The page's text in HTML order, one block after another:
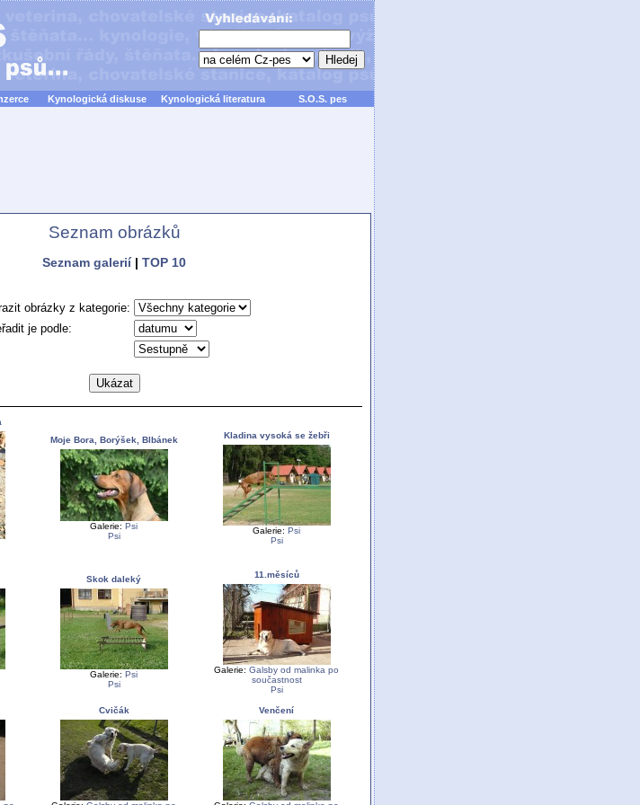
Kynologická diskuse Kynologická literatura S.O.S. pes
Seznam obrázků
Seznam galerií| TOP 10
obrázky z kategorie:
je podle:
Moje Bora, Borýšek, Blbánek
Galerie: Psi
Psi
Kladina vysoká se žebři
Galerie: Psi
Psi
Skok daleký
Galerie: Psi
Psi
11.měsíců
Galerie: Galsby od malinka po
součastnost
Psi
Cvičák Venčení